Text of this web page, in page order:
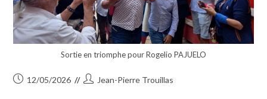
Sortie en triomphe pour Rogelio PAJUELO
Publication
12/05/2026
Auteur/autrice
Jean-Pierre Trouillas